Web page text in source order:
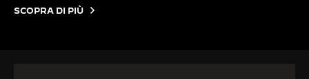
SCOPRA DI PIÙ